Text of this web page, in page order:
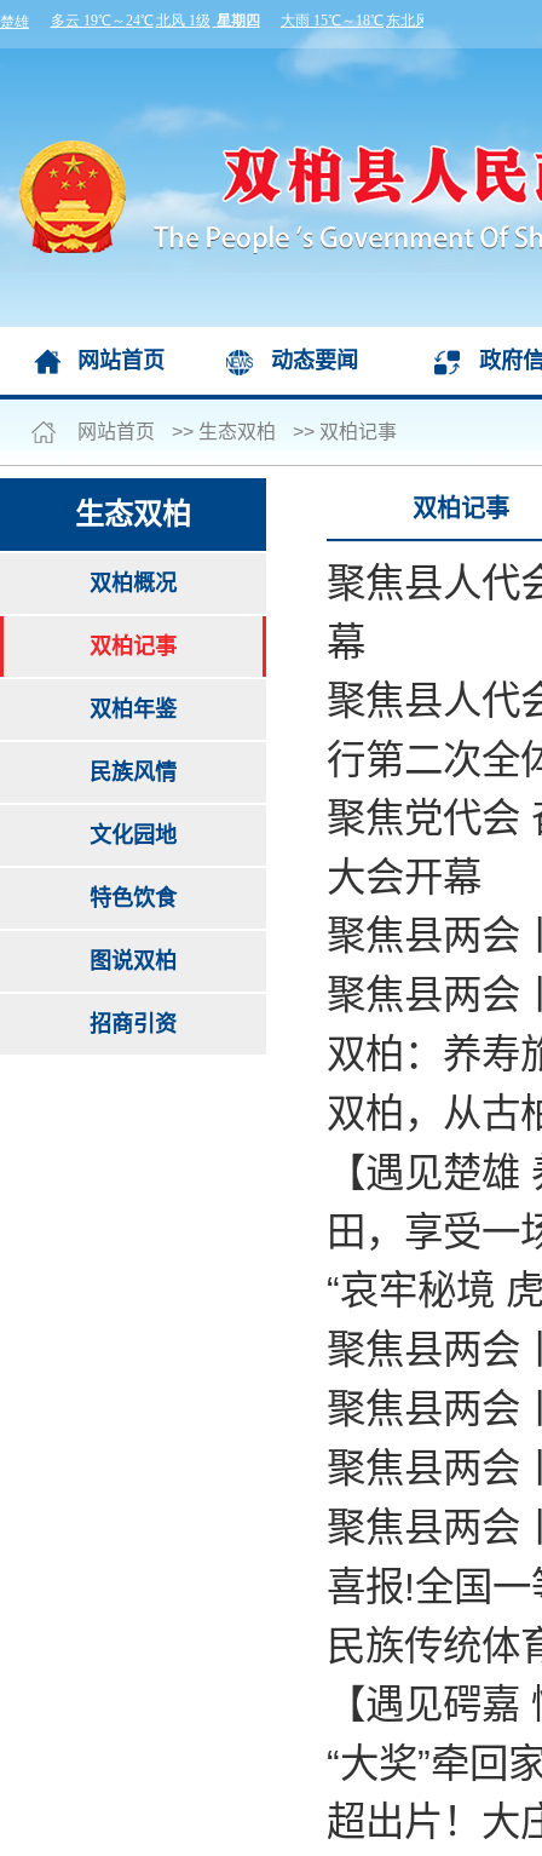
网站首页 动态要闻 政府
网站首页 >> 生态双柏 >> 双柏记事
生态双柏
双柏概况
双柏记事
双柏年鉴
民族风情
文化园地
特色饮食
图说双柏
招商引资
双柏记事
聚焦县人代
幕
聚焦县人代
行第二次全
聚焦党代会
大会开幕
聚焦县两会
聚焦县两会
双柏：养寿
双柏，从古
【遇见楚
田，享受一
“哀牢秘境
聚焦县两会
聚焦县两会
聚焦县两会
聚焦县两会
喜报!全国
民族传统体
【遇见𥔲
“大奖”牵回
超出片！大